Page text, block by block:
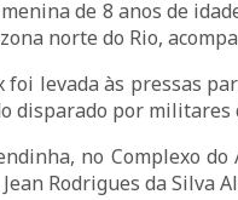
de 8 anos de
norte do Rio,
foi levada às pressas
disparado por militares
no Complexo
Rodrigues da Silva